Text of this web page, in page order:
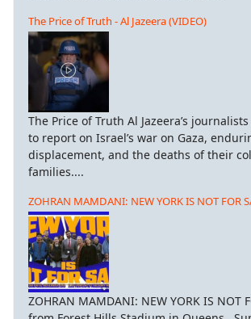
The Price of Truth - Al Jazeera (VIDEO)
The Price of Truth Al Jazeera’s
to report on Israel’s war on Gaza,
displacement, and the deaths of their
families....
ZOHRAN MAMDANI: NEW YORK IS NOT FOR
ZOHRAN MAMDANI: NEW YORK IS NOT